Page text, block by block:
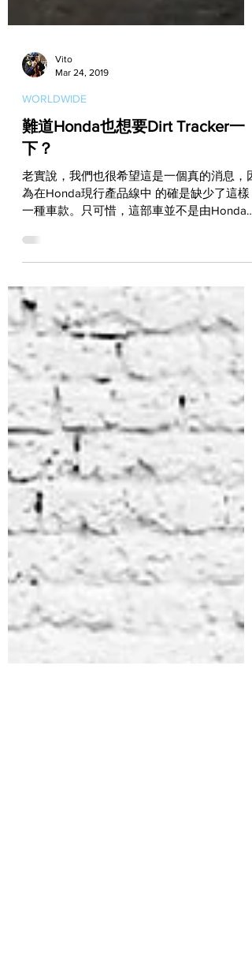
WORLDWIDE
難道Honda也想要Dirt Tracker一
下？
老實說，我們也很希望這是一個真的消息，因
一種車款。只可惜，這部車並不是由Honda官
方所發佈，而是來自於Honda在西班牙巴塞隆
納一個名為Comercial Impala的經銷商。而他
們改裝這部車的目的，則是為了參加一場以
Hon...